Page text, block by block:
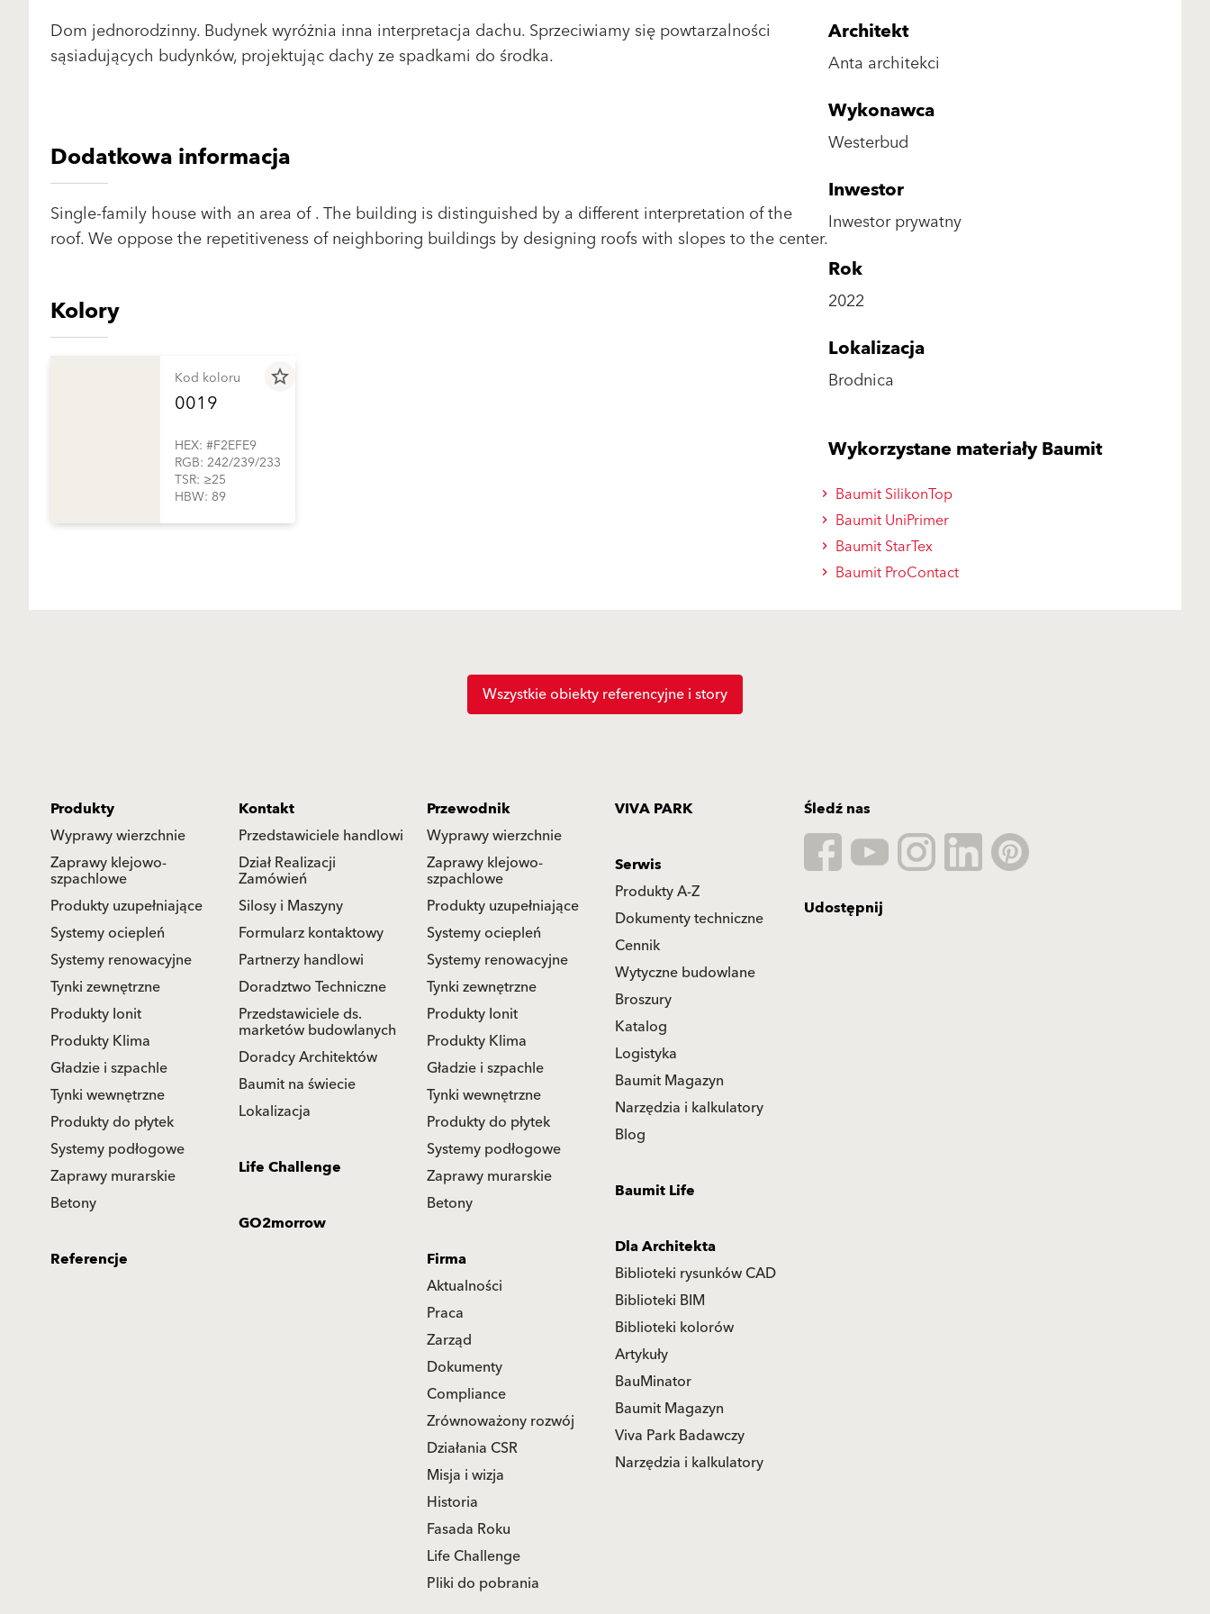
Dom jednorodzinny. Budynek wyróżnia inna interpretacja dachu. Sprzeciwiamy się powtarzalności
sąsiadujących budynków, projektując dachy ze spadkami do środka.
Dodatkowa informacja
Single-family house with an area of . The building is distinguished by a different interpretation of the
roof. We oppose the repetitiveness of neighboring buildings by designing roofs with slopes to the center.
Kolory
star_border
Kod koloru
0019
HEX: #F2EFE9
RGB: 242/239/233
TSR: ≥25
HBW: 89
Architekt
Anta architekci
Wykonawca
Westerbud
Inwestor
Inwestor prywatny
Rok
2022
Lokalizacja
Brodnica
Wykorzystane materiały Baumit
Baumit SilikonTop
Baumit UniPrimer
Baumit StarTex
Baumit ProContact
Wszystkie obiekty referencyjne i story
Produkty
Wyprawy wierzchnie
Zaprawy klejowo-
szpachlowe
Produkty uzupełniające
Systemy ociepleń
Systemy renowacyjne
Tynki zewnętrzne
Produkty Ionit
Produkty Klima
Gładzie i szpachle
Tynki wewnętrzne
Produkty do płytek
Systemy podłogowe
Zaprawy murarskie
Betony
Kontakt
Przedstawiciele handlowi
Dział Realizacji
Zamówień
Silosy i Maszyny
Formularz kontaktowy
Partnerzy handlowi
Doradztwo Techniczne
Przedstawiciele ds.
marketów budowlanych
Doradcy Architektów
Baumit na świecie
Lokalizacja
Przewodnik
Wyprawy wierzchnie
Zaprawy klejowo-
szpachlowe
Produkty uzupełniające
Systemy ociepleń
Systemy renowacyjne
Tynki zewnętrzne
Produkty Ionit
Produkty Klima
Gładzie i szpachle
Tynki wewnętrzne
Produkty do płytek
Systemy podłogowe
Zaprawy murarskie
Betony
VIVA PARK
Serwis
Produkty A-Z
Dokumenty techniczne
Cennik
Wytyczne budowlane
Broszury
Katalog
Logistyka
Baumit Magazyn
Narzędzia i kalkulatory
Blog
Life Challenge
Baumit Life
GO2morrow
Dla Architekta
Biblioteki rysunków CAD
Biblioteki BIM
Biblioteki kolorów
Artykuły
BauMinator
Baumit Magazyn
Viva Park Badawczy
Narzędzia i kalkulatory
Referencje
Firma
Aktualności
Praca
Zarząd
Dokumenty
Compliance
Zrównoważony rozwój
Działania CSR
Misja i wizja
Historia
Fasada Roku
Life Challenge
Pliki do pobrania
Śledź nas
Udostępnij